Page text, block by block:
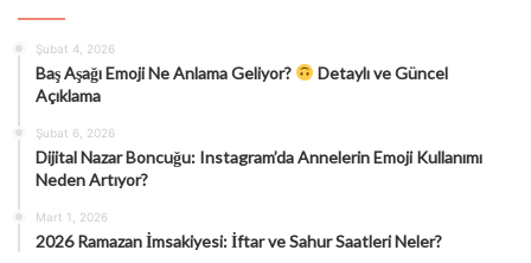
Şubat 4, 2026
Baş Aşağı Emoji Ne Anlama Geliyor?
Detaylı ve Güncel
Açıklama
Şubat 6, 2026
Dijital Nazar Boncuğu: Instagram’da Annelerin Emoji Kullanımı
Neden Artıyor?
Mart 1, 2026
2026 Ramazan İmsakiyesi: İftar ve Sahur Saatleri Neler?